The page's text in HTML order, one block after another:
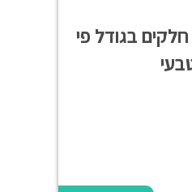
דגם עין 6 חלקים בגודל פי